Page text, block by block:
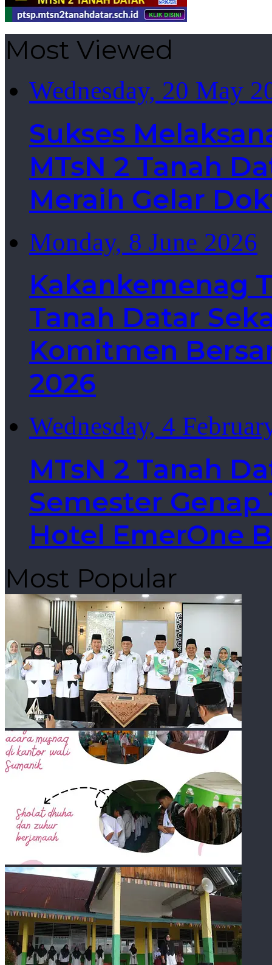
Most Viewed
Wednesday, 20 May
Sukses
MTsN 2 Tanah
Meraih Gelar
Monday, 8 June 2026
Kakankemenag
Tanah Datar
Komitmen
2026
Wednesday, 4
MTsN 2 Tanah
Semester Genap
Hotel EmerOne
Most Popular